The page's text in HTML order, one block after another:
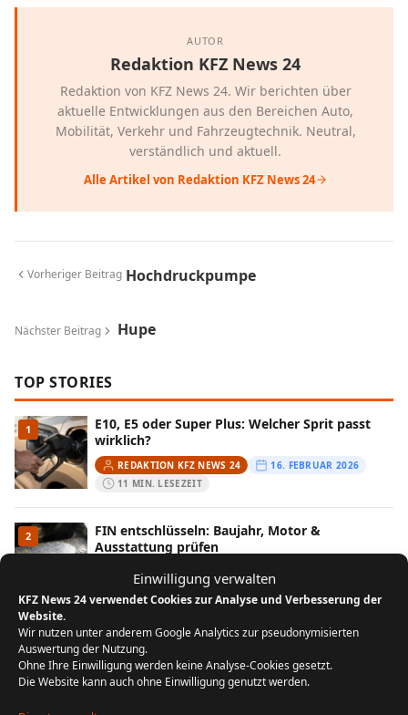
Einwilligung verwalten
KFZ News 24 verwendet Cookies zur Analyse und Verbesserung der
Website.
Wir nutzen unter anderem Google Analytics zur pseudonymisierten
Auswertung der Nutzung.
Ohne Ihre Einwilligung werden keine Analyse-Cookies gesetzt.
Die Website kann auch ohne Einwilligung genutzt werden.
AUTOR
Redaktion KFZ News 24
Redaktion von KFZ News 24. Wir berichten über
aktuelle Entwicklungen aus den Bereichen Auto,
Mobilität, Verkehr und Fahrzeugtechnik. Neutral,
verständlich und aktuell.
Alle Artikel von Redaktion KFZ News 24
Vorheriger Beitrag Hochdruckpumpe
Nächster Beitrag Hupe
TOP STORIES
1
E10, E5 oder Super Plus: Welcher Sprit passt
wirklich?
REDAKTION KFZ NEWS 24
16. FEBRUAR 2026
11 MIN. LESEZEIT
2
FIN entschlüsseln: Baujahr, Motor &
Ausstattung prüfen
REDAKTION KFZ NEWS 24
10 MIN. LESEZEIT
Wenn der Kofferraum streikt: Ursachen und
Lösungen aus der Praxis
REDAKTION KFZ NEWS 24
29. JULI 2025